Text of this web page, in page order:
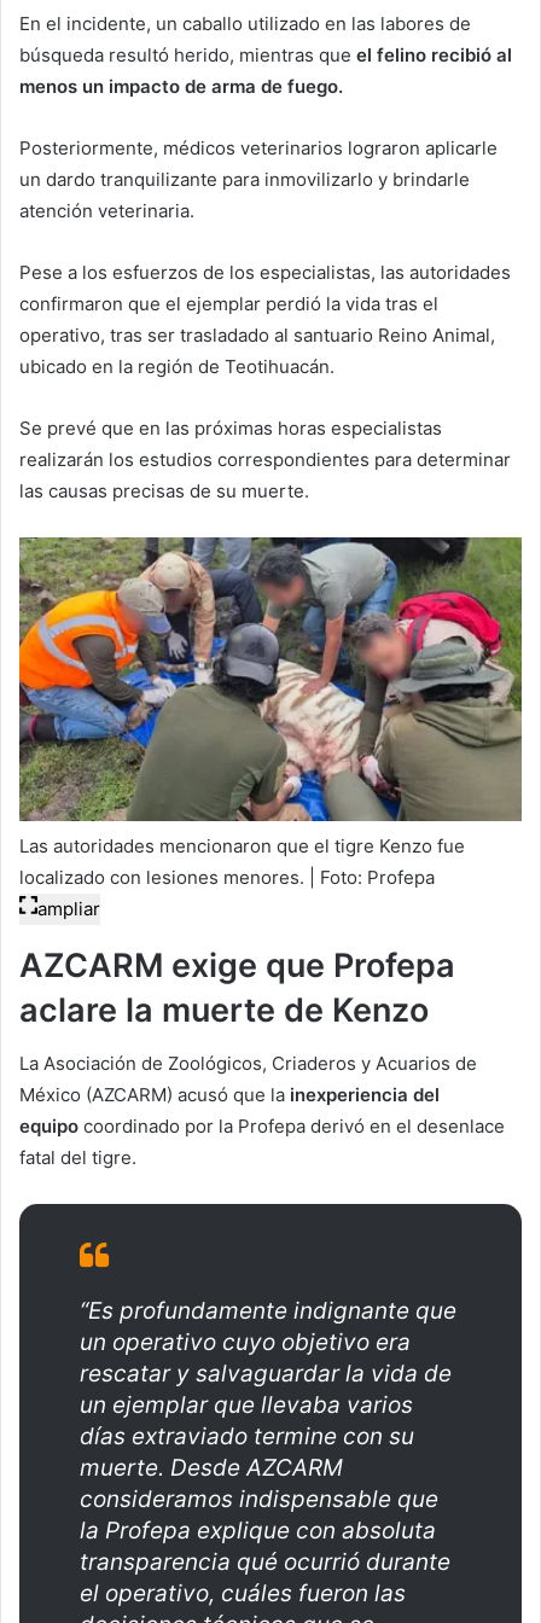
En el incidente, un caballo utilizado en las labores de
búsqueda resultó herido, mientras que el felino recibió al
menos un impacto de arma de fuego.
Posteriormente, médicos veterinarios lograron aplicarle
un dardo tranquilizante para inmovilizarlo y brindarle
atención veterinaria.
Pese a los esfuerzos de los especialistas, las autoridades
confirmaron que el ejemplar perdió la vida tras el
operativo, tras ser trasladado al santuario Reino Animal,
ubicado en la región de Teotihuacán.
Se prevé que en las próximas horas especialistas
realizarán los estudios correspondientes para determinar
las causas precisas de su muerte.
Las autoridades mencionaron que el tigre Kenzo fue
localizado con lesiones menores. | Foto: Profepa
ampliar
AZCARM exige que Profepa
aclare la muerte de Kenzo
La Asociación de Zoológicos, Criaderos y Acuarios de
México (AZCARM) acusó que la inexperiencia del
equipo coordinado por la Profepa derivó en el desenlace
fatal del tigre.
“Es profundamente indignante que
un operativo cuyo objetivo era
rescatar y salvaguardar la vida de
un ejemplar que llevaba varios
días extraviado termine con su
muerte. Desde AZCARM
consideramos indispensable que
la Profepa explique con absoluta
transparencia qué ocurrió durante
el operativo, cuáles fueron las